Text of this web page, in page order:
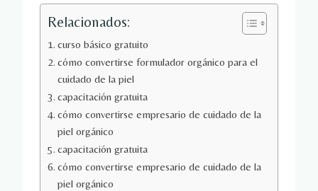
Relacionados:
curso básico gratuito
cómo convertirse formulador orgánico para el
cuidado de la piel
capacitación gratuita
cómo convertirse empresario de cuidado de la
piel orgánico
capacitación gratuita
cómo convertirse empresario de cuidado de la
piel orgánico